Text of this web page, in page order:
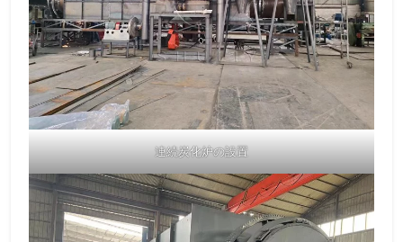
連続炭化炉の設置